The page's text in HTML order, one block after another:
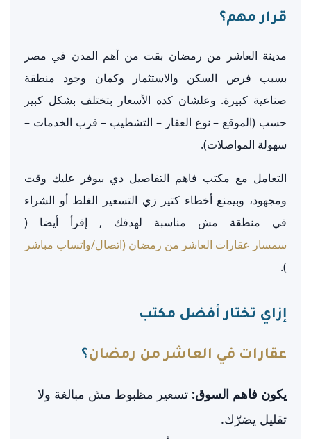
قرار مهم؟
مدينة العاشر من رمضان بقت من أهم المدن في مصر
بسبب فرص السكن والاستثمار وكمان وجود منطقة
صناعية كبيرة. وعلشان كده الأسعار بتختلف بشكل كبير
حسب (الموقع – نوع العقار – التشطيب – قرب الخدمات –
سهولة المواصلات).
التعامل مع مكتب فاهم التفاصيل دي بيوفر عليك وقت
ومجهود، وبيمنع أخطاء كتير زي التسعير الغلط أو الشراء
في منطقة مش مناسبة لهدفك , إقرأ أيضا (
سمسار عقارات العاشر من رمضان (اتصال/واتساب مباشر
).
إزاي تختار أفضل مكتب
عقارات في العاشر من رمضان؟
يكون فاهم السوق: تسعير مظبوط مش مبالغة ولا
تقليل يضرّك.